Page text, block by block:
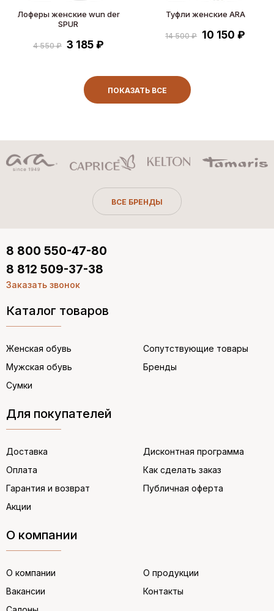
Лоферы женские wun der
SPUR
4 550 ₽ 3 185 ₽
Туфли женские ARA
14 500 ₽ 10 150 ₽
ПОКАЗАТЬ ВСЕ
ВСЕ БРЕНДЫ
Каталог товаров
Женская обувь
Мужская обувь
Сумки
Сопутствующие товары
Бренды
Для покупателей
Доставка
Оплата
Гарантия и возврат
Акции
Дисконтная программа
Как сделать заказ
Публичная оферта
О компании
О компании
Вакансии
О продукции
Контакты
8 800 550-47-80
8 812 509-37-38
Заказать звонок